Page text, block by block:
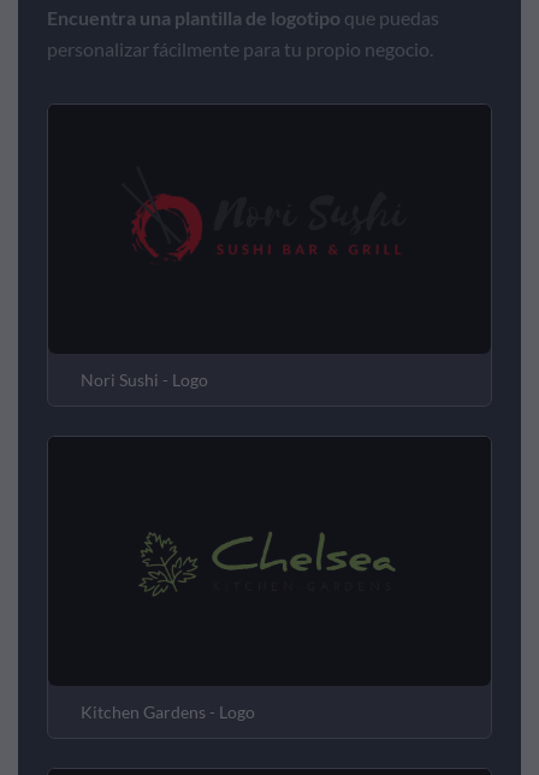
Encuentra una plantilla de logotipo que puedas
personalizar fácilmente para tu propio negocio.
Nori Sushi - Logo
Kitchen Gardens - Logo